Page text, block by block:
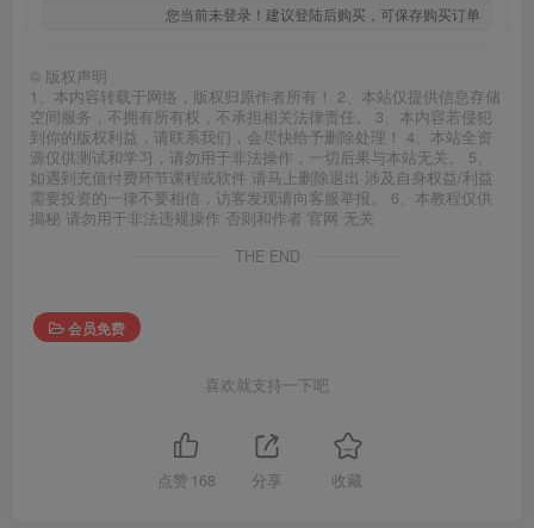
您当前未登录！建议登陆后购买，可保存购买订单
© 版权声明
1、本内容转载于网络，版权归原作者所有！ 2、本站仅提供信息存储
空间服务，不拥有所有权，不承担相关法律责任。 3、本内容若侵犯
到你的版权利益，请联系我们，会尽快给予删除处理！ 4、本站全资
源仅供测试和学习，请勿用于非法操作，一切后果与本站无关。 5、
如遇到充值付费环节课程或软件 请马上删除退出 涉及自身权益/利益
需要投资的一律不要相信，访客发现请向客服举报。 6、本教程仅供
揭秘 请勿用于非法违规操作 否则和作者 官网 无关
THE END
会员免费
喜欢就支持一下吧
点赞 168 分享 收藏